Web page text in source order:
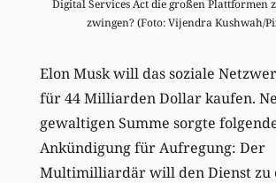
Digital Services Act die großen Plattformen
zwingen? (Foto: Vijendra Kushwah/
Elon Musk will das soziale
für 44 Milliarden Dollar kaufen.
gewaltigen Summe sorgte
Ankündigung für Aufregung: Der
Multimilliardär will den Dienst zu